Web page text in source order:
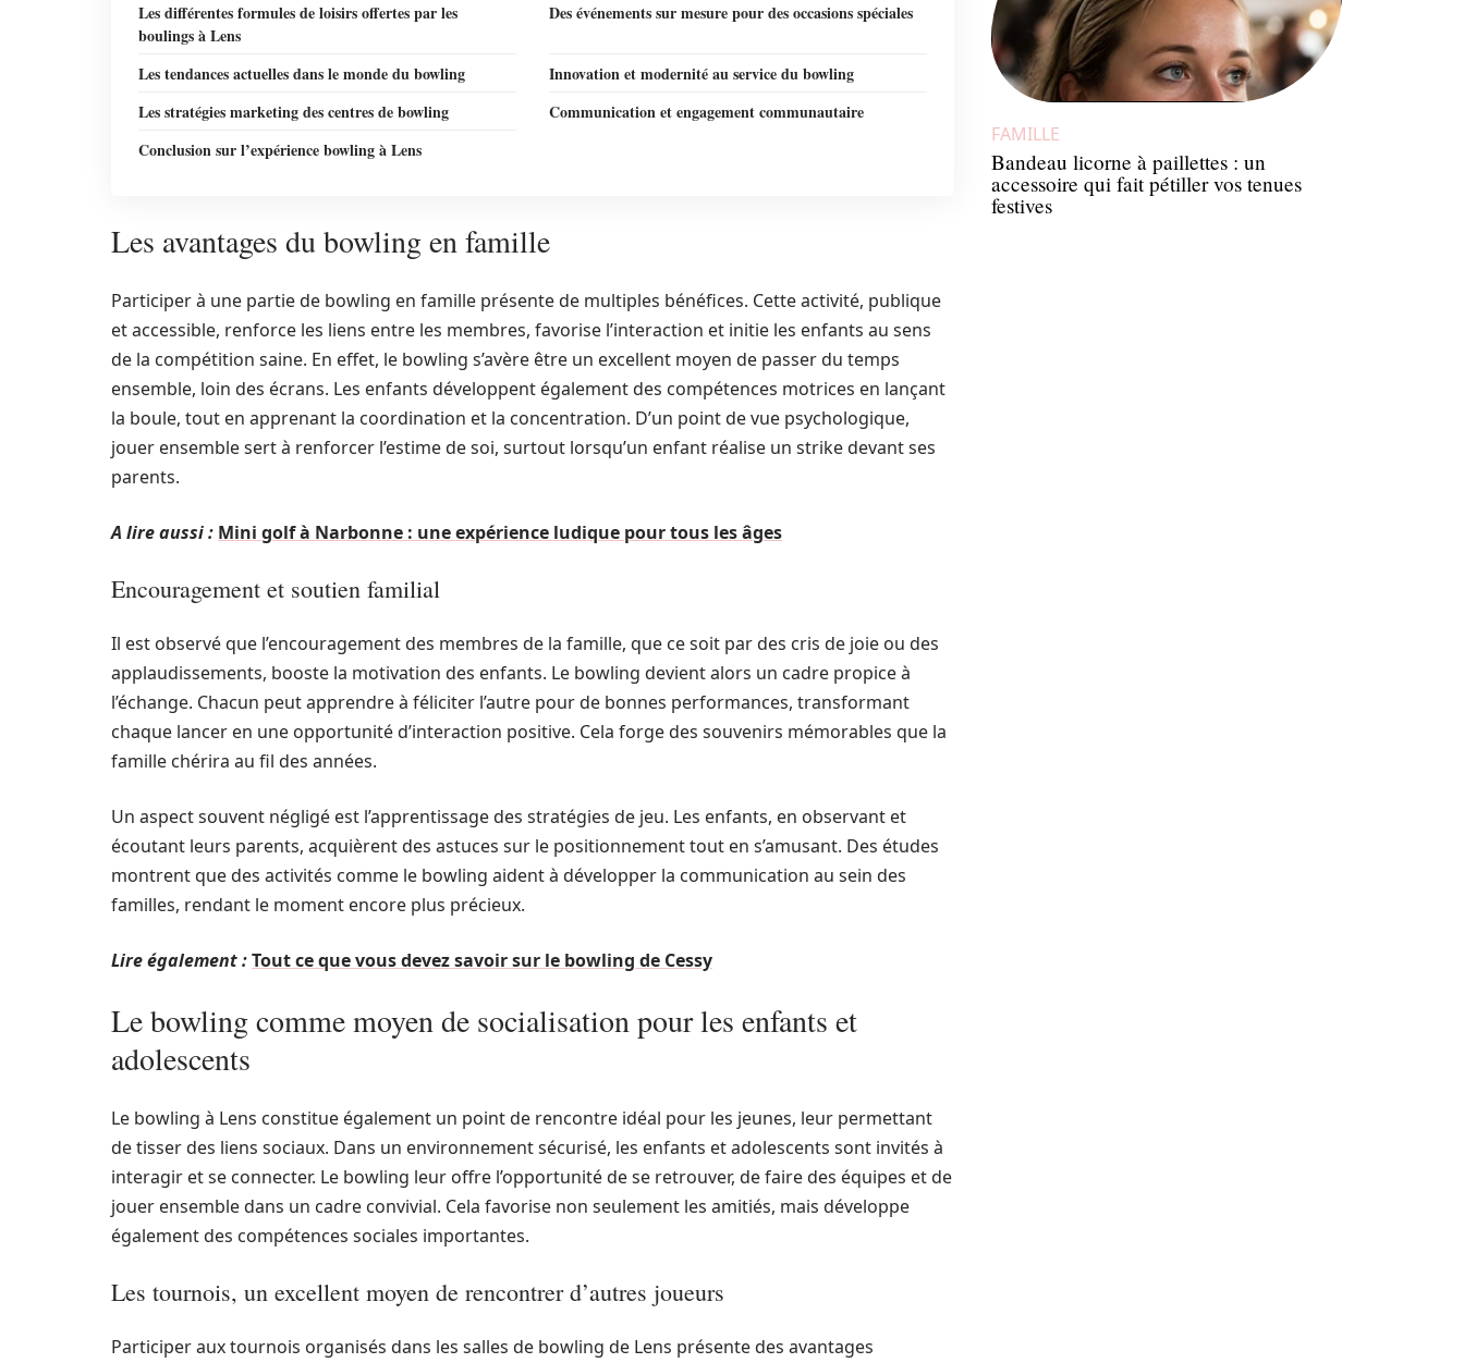
Les différentes formules de loisirs offertes par les
boulings à Lens
Des événements sur mesure pour des occasions spéciales
Les tendances actuelles dans le monde du bowling
Innovation et modernité au service du bowling
Les stratégies marketing des centres de bowling
Communication et engagement communautaire
Conclusion sur l’expérience bowling à Lens
Les avantages du bowling en famille
Participer à une partie de bowling en famille présente de multiples bénéfices. Cette activité, publique
et accessible, renforce les liens entre les membres, favorise l’interaction et initie les enfants au sens
de la compétition saine. En effet, le bowling s’avère être un excellent moyen de passer du temps
ensemble, loin des écrans. Les enfants développent également des compétences motrices en lançant
la boule, tout en apprenant la coordination et la concentration. D’un point de vue psychologique,
jouer ensemble sert à renforcer l’estime de soi, surtout lorsqu’un enfant réalise un strike devant ses
parents.
A lire aussi : Mini golf à Narbonne : une expérience ludique pour tous les âges
Encouragement et soutien familial
Il est observé que l’encouragement des membres de la famille, que ce soit par des cris de joie ou des
applaudissements, booste la motivation des enfants. Le bowling devient alors un cadre propice à
l’échange. Chacun peut apprendre à féliciter l’autre pour de bonnes performances, transformant
chaque lancer en une opportunité d’interaction positive. Cela forge des souvenirs mémorables que la
famille chérira au fil des années.
Un aspect souvent négligé est l’apprentissage des stratégies de jeu. Les enfants, en observant et
écoutant leurs parents, acquièrent des astuces sur le positionnement tout en s’amusant. Des études
montrent que des activités comme le bowling aident à développer la communication au sein des
familles, rendant le moment encore plus précieux.
Lire également :Tout ce que vous devez savoir sur le bowling de Cessy
Le bowling comme moyen de socialisation pour les enfants et
adolescents
Le bowling à Lens constitue également un point de rencontre idéal pour les jeunes, leur permettant
de tisser des liens sociaux. Dans un environnement sécurisé, les enfants et adolescents sont invités à
interagir et se connecter. Le bowling leur offre l’opportunité de se retrouver, de faire des équipes et de
jouer ensemble dans un cadre convivial. Cela favorise non seulement les amitiés, mais développe
également des compétences sociales importantes.
Les tournois, un excellent moyen de rencontrer d’autres joueurs
Participer aux tournois organisés dans les salles de bowling de Lens présente des avantages
FAMILLE
Bandeau licorne à paillettes : un
accessoire qui fait pétiller vos tenues
festives